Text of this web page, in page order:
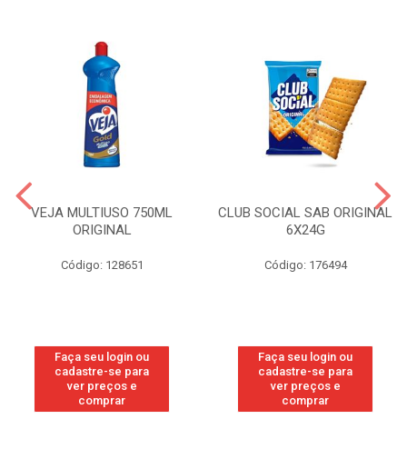
VEJA MULTIUSO 750ML
ORIGINAL
Código: 128651
Faça seu login ou
cadastre-se para
ver preços e
comprar
CLUB SOCIAL SAB ORIGINAL
6X24G
Código: 176494
Faça seu login ou
cadastre-se para
ver preços e
comprar